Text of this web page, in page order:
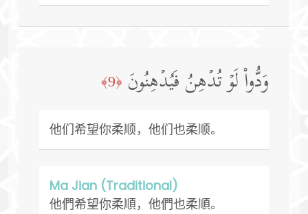
وَدُّوا۟ لَوۡ تُدۡهِنُ فَیُدۡهِنُونَ ﴿9﴾
他们希望你柔顺，他们也柔顺。
Ma Jian (Traditional)
他們希望你柔順，他們也柔順。